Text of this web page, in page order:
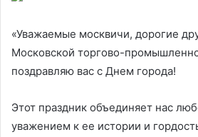
«Уважаемые москвичи, дорогие
Московской торгово-
поздравляю вас с Днем города!
Этот праздник объединяет нас
уважением к ее истории и